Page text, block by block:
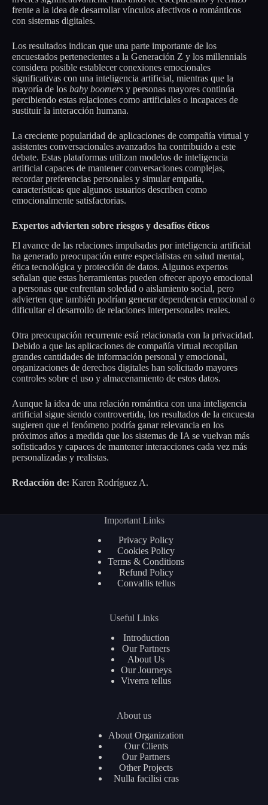
frente a la idea de desarrollar vínculos afectivos o románticos
con sistemas digitales.
Los resultados indican que una parte importante de los
encuestados pertenecientes a la Generación Z y los millennials
considera posible establecer conexiones emocionales
significativas con una inteligencia artificial, mientras que la
mayoría de los baby boomers y personas mayores continúa
percibiendo estas relaciones como artificiales o incapaces de
sustituir la interacción humana.
La creciente popularidad de aplicaciones de compañía virtual y
asistentes conversacionales avanzados ha contribuido a este
debate. Estas plataformas utilizan modelos de inteligencia
artificial capaces de mantener conversaciones complejas,
recordar preferencias personales y simular empatía,
características que algunos usuarios describen como
emocionalmente satisfactorias.
Expertos advierten sobre riesgos y desafíos éticos
El avance de las relaciones impulsadas por inteligencia artificial
ha generado preocupación entre especialistas en salud mental,
ética tecnológica y protección de datos. Algunos expertos
señalan que estas herramientas pueden ofrecer apoyo emocional
a personas que enfrentan soledad o aislamiento social, pero
advierten que también podrían generar dependencia emocional o
dificultar el desarrollo de relaciones interpersonales reales.
Otra preocupación recurrente está relacionada con la privacidad.
Debido a que las aplicaciones de compañía virtual recopilan
grandes cantidades de información personal y emocional,
organizaciones de derechos digitales han solicitado mayores
controles sobre el uso y almacenamiento de estos datos.
Aunque la idea de una relación romántica con una inteligencia
artificial sigue siendo controvertida, los resultados de la encuesta
sugieren que el fenómeno podría ganar relevancia en los
próximos años a medida que los sistemas de IA se vuelvan más
sofisticados y capaces de mantener interacciones cada vez más
personalizadas y realistas.
Redacción de: Karen Rodríguez A.
Important Links
Privacy Policy
Cookies Policy
Terms & Conditions
Refund Policy
Convallis tellus
Useful Links
Introduction
Our Partners
About Us
Our Journeys
Viverra tellus
About us
About Organization
Our Clients
Our Partners
Other Projects
Nulla facilisi cras